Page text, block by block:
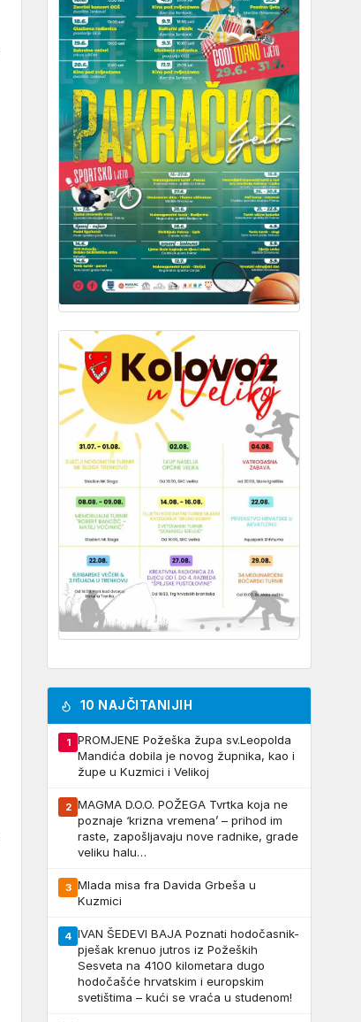
10 NAJČITANIJIH
1
PROMJENE Požeška župa sv.Leopolda
Mandića dobila je novog župnika, kao i
župe u Kuzmici i Velikoj
2 MAGMA D.O.O. POŽEGA Tvrtka koja ne
poznaje ‘krizna vremena’ – prihod im
raste, zapošljavaju nove radnike, grade
veliku halu…
3 Mlada misa fra Davida Grbeša u
Kuzmici
4 IVAN ŠEDEVI BAJA Poznati hodočasnik-
pješak krenuo jutros iz Požeških
Sesveta na 4100 kilometara dugo
hodočašće hrvatskim i europskim
svetištima – kući se vraća u studenom!